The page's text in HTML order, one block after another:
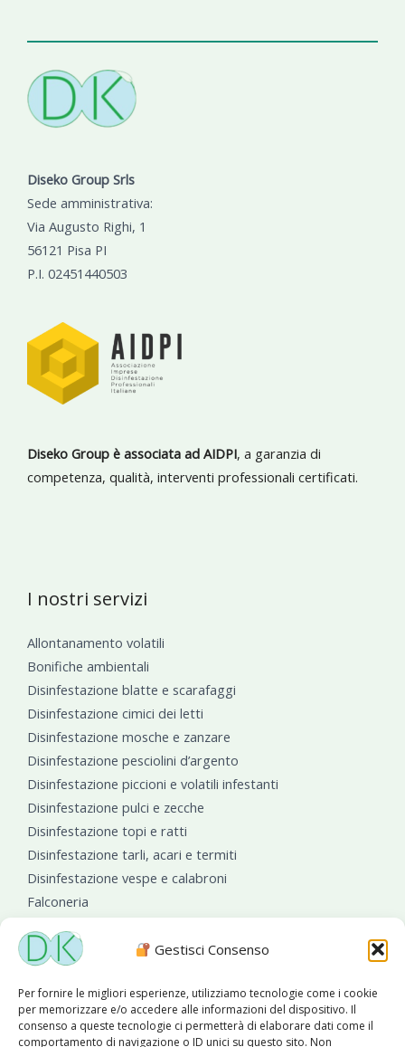
Gestisci Consenso
Per fornire le migliori esperienze, utilizziamo tecnologie come i cookie
per memorizzare e/o accedere alle informazioni del dispositivo. Il
consenso a queste tecnologie ci permetterà di elaborare dati come il
comportamento di navigazione o ID unici su questo sito. Non
Diseko Group Srls
Sede amministrativa:
Via Augusto Righi, 1
56121 Pisa PI
P.I. 02451440503
Diseko Group è associata ad AIDPI, a garanzia di
competenza, qualità, interventi professionali certificati.
I nostri servizi
Allontanamento volatili
Bonifiche ambientali
Disinfestazione blatte e scarafaggi
Disinfestazione cimici dei letti
Disinfestazione mosche e zanzare
Disinfestazione pesciolini d’argento
Disinfestazione piccioni e volatili infestanti
Disinfestazione pulci e zecche
Disinfestazione topi e ratti
Disinfestazione tarli, acari e termiti
Disinfestazione vespe e calabroni
Falconeria